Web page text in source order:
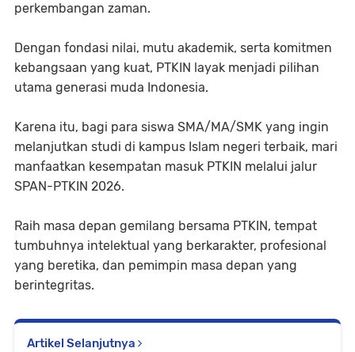
perkembangan zaman.
Dengan fondasi nilai, mutu akademik, serta komitmen
kebangsaan yang kuat, PTKIN layak menjadi pilihan
utama generasi muda Indonesia.
Karena itu, bagi para siswa SMA/MA/SMK yang ingin
melanjutkan studi di kampus Islam negeri terbaik, mari
manfaatkan kesempatan masuk PTKIN melalui jalur
SPAN-PTKIN 2026.
Raih masa depan gemilang bersama PTKIN, tempat
tumbuhnya intelektual yang berkarakter, profesional
yang beretika, dan pemimpin masa depan yang
berintegritas.
Artikel Selanjutnya